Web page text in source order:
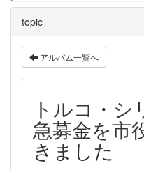
topic
アルバム一覧へ
トルコ・シ
急募金を市
きました